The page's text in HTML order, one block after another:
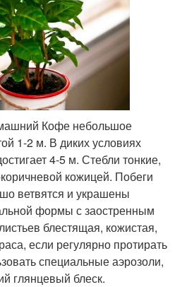
Кофе небольшое
1-2 м. В диких условиях
4-5 м. Стебли тонкие,
кожицей. Побеги
ветвятся и украшены
формы с заостренным
блестящая, кожистая,
если регулярно протирать
специальные аэрозоли,
глянцевый блеск.